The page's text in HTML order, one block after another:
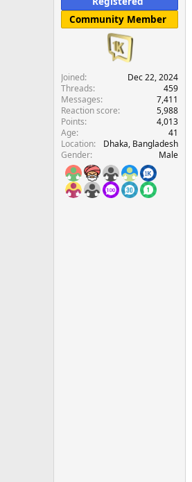
e
Community Member
Joined
Dec 22, 2024
Threads
459
Messages
7,411
Reaction score
5,988
Points
4,013
Age
41
Location
Dhaka, Bangladesh
Gender
Male